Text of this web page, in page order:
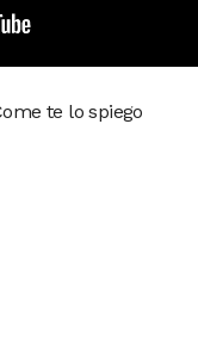
te lo spiego